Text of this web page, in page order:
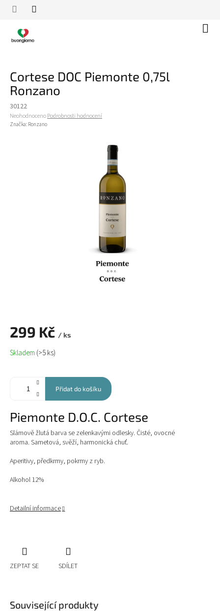
Přejít
Cortese DOC Piemonte 0,75l
Ronzano
30122
Průměrné
hodnocení
NeohodnocenoPodrobnosti hodnocení
Značka: Ronzano
299 Kč / ks
Měrná
cena:
Skladem (>5 ks)
Přidat do košíku
Piemonte D.O.C. Cortese
Slámově žlutá barva se zelenkavými odlesky. Čisté, ovocné
aroma. Sametová, svěží, harmonická chuť.
Aperitivy, předkrmy, pokrmy z ryb.
Alkohol 12%
Detailní informace
ZEPTAT SE SDÍLET
Související produkty